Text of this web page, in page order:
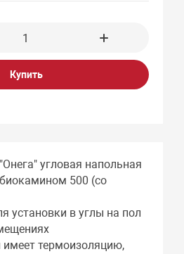
Купить
угловая напольная
500 (со
установки в углы на пол
имеет термоизоляцию,